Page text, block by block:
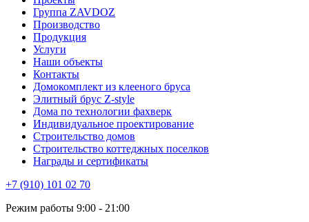
Группа ZAVDOZ
Производство
Продукция
Услуги
Наши объекты
Контакты
Домокомплект из клееного бруса
Элитный брус Z-style
Дома по технологии фахверк
Индивидуальное проектирование
Строительство домов
Строительство коттеджных поселков
Награды и сертификаты
+7 (910) 101 02 70
Режим работы 9:00 - 21:00